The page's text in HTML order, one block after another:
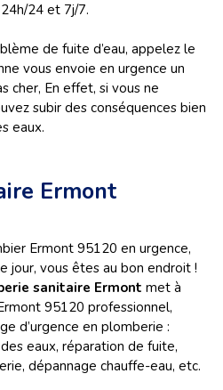
24h/24 et 7j/7.
de fuite d’eau, appelez le
vous envoie en urgence un
cher, En effet, si vous ne
subir des conséquences bien
eaux.
Ermont
Ermont 95120 en urgence,
jour, vous êtes au bon endroit !
sanitaire Ermont met à
95120 professionnel,
d’urgence en plomberie :
eaux, réparation de fuite,
dépannage chauffe-eau, etc.